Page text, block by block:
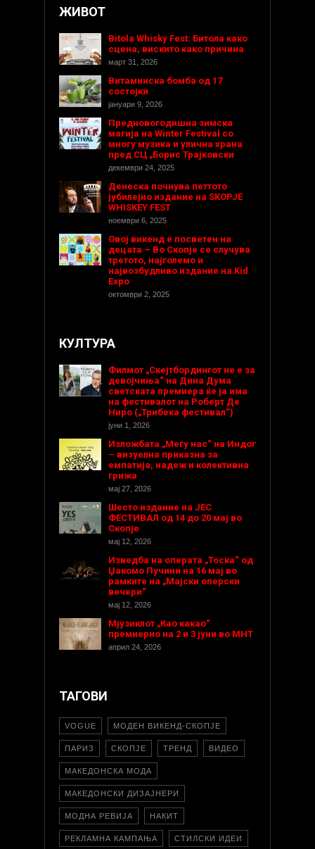
ЖИВОТ
Bitola Whisky Fest: Битола како
сцена, вискито како причина
март 31, 2026
Витаминска бомба од 17
состојки
јануари 9, 2026
Предновогодишнa зимска
магија на Winter Festival со
многу музика и улична храна
пред СЦ „Борис Трајковски
декември 24, 2025
Денеска почнува петтото
јубилејно издание на SKOPJE
WHISKEY FEST
ноември 6, 2025
Овој викенд е посветен на
децата – Во Скопје се случува
третото, најголемо и
највозбудливо издание на Kid
Expo
октомври 2, 2025
КУЛТУРА
Филмот „Скејтбордингот не е за
девојчиња“ на Дина Дума
светската премиера ќе ја има
на фестивалот на Роберт Де
Ниро („Трибека фестивал“)
јуни 1, 2026
Изложбата „Меѓу нас“ на Индог
– визуелна приказна за
емпатија, надеж и колективна
грижа
мај 27, 2026
Шесто издание на ЈЕС
ФЕСТИВАЛ од 14 до 20 мај во
Скопје
мај 12, 2026
Изведба на операта „Тоска“ од
Џакомо Пучини на 16 мај во
рамките на „Мајски оперски
вечери“
мај 12, 2026
Мјузиклот „Као какао“
премиерно на 2 и 3 јуни во МНТ
април 24, 2026
ТАГОВИ
VOGUE МОДЕН ВИКЕНД-СКОПЈЕ
ПАРИЗ СКОПЈЕ ТРЕНД ВИДЕО
МАКЕДОНСКА МОДА
МАКЕДОНСКИ ДИЗАЈНЕРИ
МОДНА РЕВИЈА НАКИТ
РЕКЛАМНА КАМПАЊА СТИЛСКИ ИДЕИ